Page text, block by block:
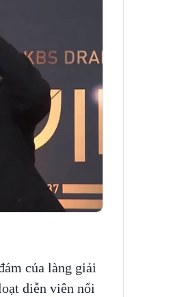
của làng giải
diễn viên nổi